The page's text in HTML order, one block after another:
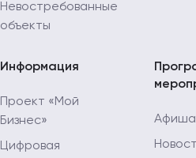
Невостребованные
объекты
Информация
Проект «Мой
Бизнес»
Цифровая
Афиша